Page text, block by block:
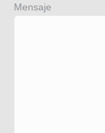
Mensaje